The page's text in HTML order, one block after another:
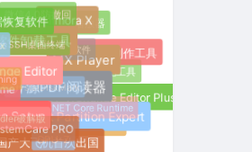
AI账号管理
PDF-XChange Editor Plus
Macrorit Partition Expert
产大飞机首次出国
GPU-Z
ASP.NET Core Runtime
系统优化工具
U盘引导盘制作工具
MX Player
费开源PDF阅读器
Setup
PRO
破解版
CrystalDiskMark
开源软件
PC播放器
Filmora X
件卸载工具
Editor
SSH桌面终端
微信4.0防撤回
恢复软件